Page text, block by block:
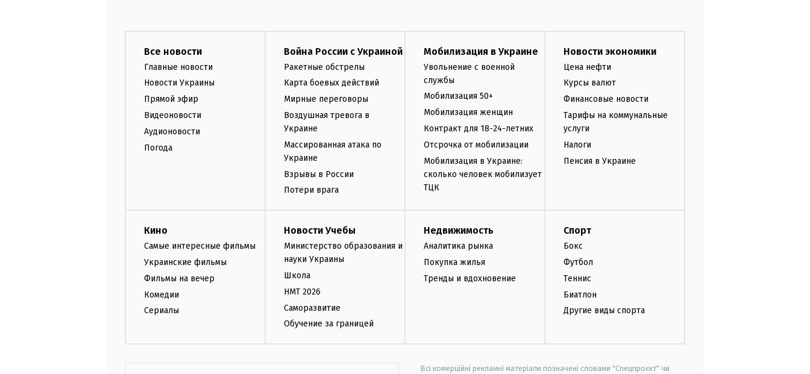
Все новости
Главные новости
Новости Украины
Прямой эфир
Видеоновости
Аудионовости
Погода
Война России с Украиной
Ракетные обстрелы
Карта боевых действий
Мирные переговоры
Воздушная тревога в
Украине
Массированная атака по
Украине
Взрывы в России
Потери врага
Мобилизация в Украине
Увольнение с военной
службы
Мобилизация 50+
Мобилизация женщин
Контракт для 18-24-летних
Отсрочка от мобилизации
Мобилизация в Украине:
сколько человек мобилизует
ТЦК
Новости экономики
Цена нефти
Курсы валют
Финансовые новости
Тарифы на коммунальные
услуги
Налоги
Пенсия в Украине
Кино
Самые интересные фильмы
Украинские фильмы
Фильмы на вечер
Комедии
Сериалы
Новости Учебы
Министерство образования и
науки Украины
Школа
НМТ 2026
Саморазвитие
Обучение за границей
Недвижимость
Аналитика рынка
Покупка жилья
Тренды и вдохновение
Спорт
Бокс
Футбол
Теннис
Биатлон
Другие виды спорта
Всі комерційні рекламні матеріали позначені словами "Спецпроєкт" чи